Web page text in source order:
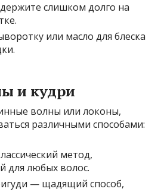
слишком долго на
или масло для блеска
и кудри
волны или локоны,
различными способами:
метод,
для любых волос.
— щадящий способ,